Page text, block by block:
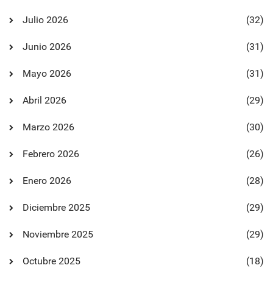
Julio 2026 (32)
Junio 2026 (31)
Mayo 2026 (31)
Abril 2026 (29)
Marzo 2026 (30)
Febrero 2026 (26)
Enero 2026 (28)
Diciembre 2025 (29)
Noviembre 2025 (29)
Octubre 2025 (18)